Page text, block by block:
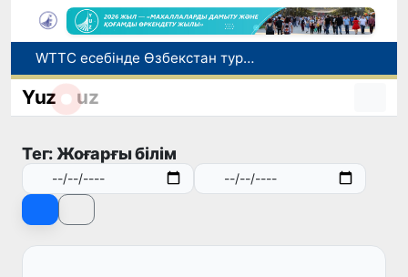
WTTC есебінде Өзбекстан туризмнің өсу қарқыны бойынша Орталық Азияда бірінші орынға шықты
Мүмкіндігі шектеулі талапкерлерге қабылдау емтихандарында қосымша уақыт беріледі
Жарты жылда Өзбекстанда қанша егіз сәби дүниеге келді?
Yuz uz
Тег: Жоғарғы білім